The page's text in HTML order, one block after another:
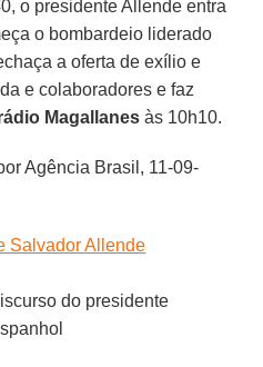
o presidente Allende entra
o bombardeio liderado
a oferta de exílio e
e colaboradores e faz
Magallanes às 10h10.
Agência Brasil, 11-09-
Salvador Allende
do presidente